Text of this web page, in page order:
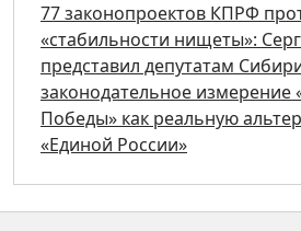
77 законопроектов КПРФ
«стабильности нищеты»:
представил депутатам
законодательное
Победы» как реальную
«Единой России»